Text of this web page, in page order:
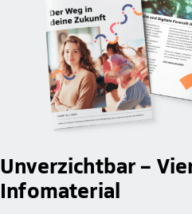
Unverzichtbar –
Infomaterial